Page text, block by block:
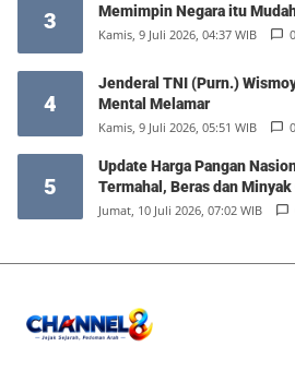
3 Memimpin Negara itu
Kamis, 9 Juli 2026, 04:37 WIB 0
4
Jenderal TNI (Purn.)
Mental Melamar
Kamis, 9 Juli 2026, 05:51 WIB 0
5
Update Harga Pangan
Termahal, Beras dan Minyak
Jumat, 10 Juli 2026, 07:02 WIB